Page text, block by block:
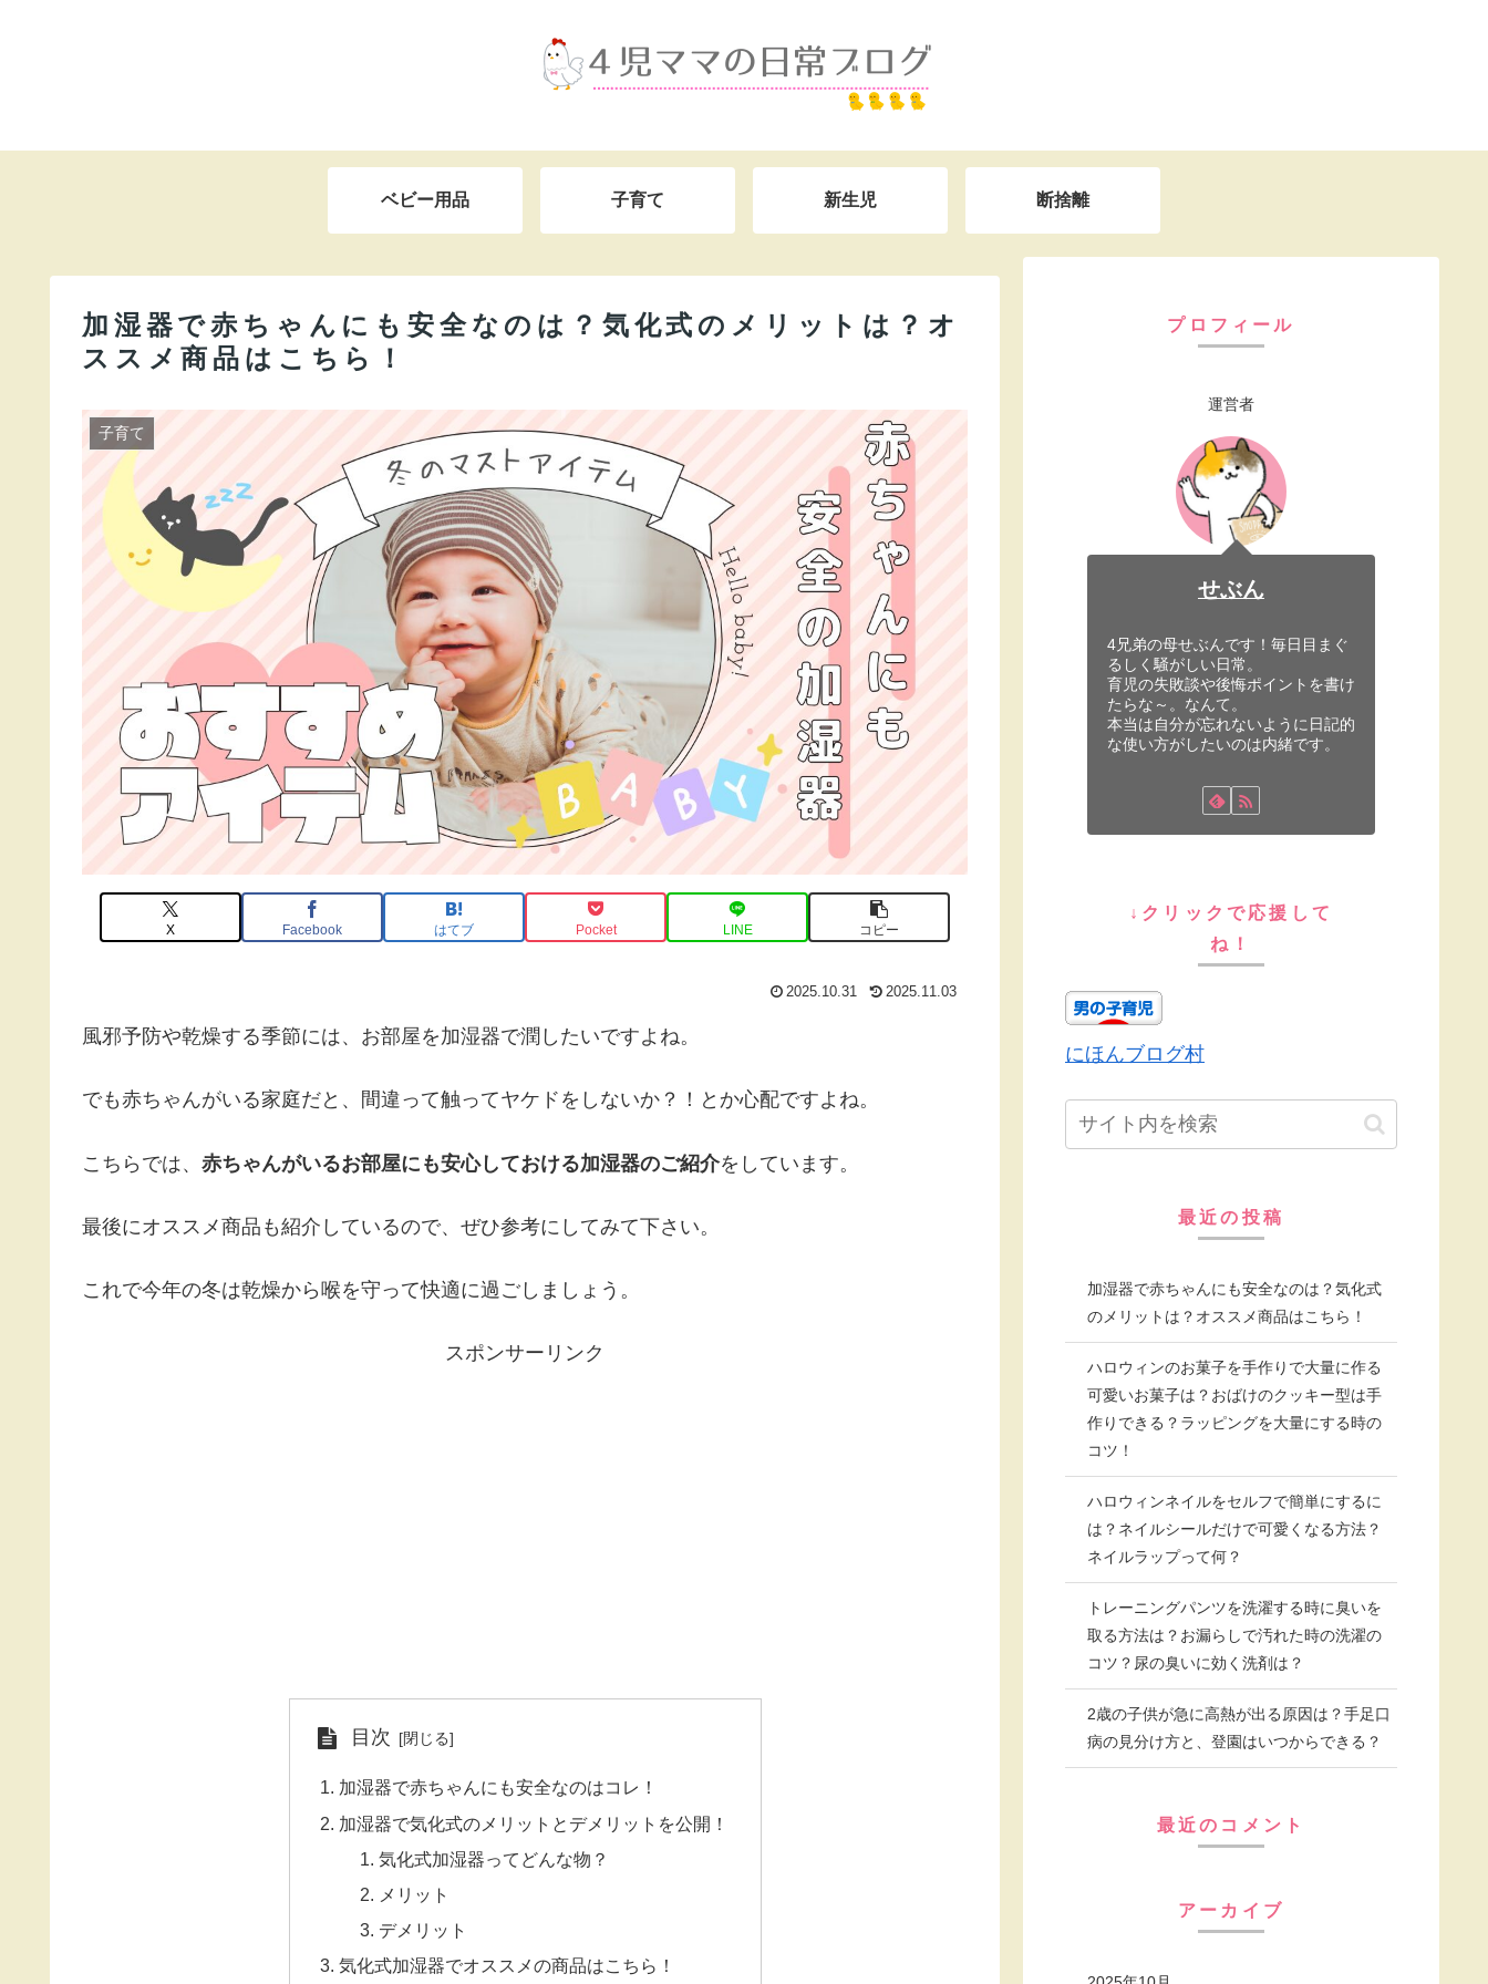
ベビー用品 子育て 新生児 断捨離
加湿器で赤ちゃんにも安全なのは？気化式のメリットは？オ
ススメ商品はこちら！
子育て
X Facebook はてブ Pocket LINE コピー
2025.10.31 2025.11.03
風邪予防や乾燥する季節には、お部屋を加湿器で潤したいですよね。
でも赤ちゃんがいる家庭だと、間違って触ってヤケドをしないか？！とか心配ですよね。
こちらでは、 赤ちゃんがいるお部屋にも安心しておける加湿器のご紹介をしています。
最後にオススメ商品も紹介しているので、ぜひ参考にしてみて下さい。
これで今年の冬は乾燥から喉を守って快適に過ごしましょう。
スポンサーリンク
目次
加湿器で赤ちゃんにも安全なのはコレ！
加湿器で気化式のメリットとデメリットを公開！
気化式加湿器ってどんな物？
メリット
デメリット
気化式加湿器でオススメの商品はこちら！
プロフィール
運営者
せぶん
4兄弟の母せぶんです！毎日目まぐ
るしく騒がしい日常。
育児の失敗談や後悔ポイントを書け
たらな～。なんて。
本当は自分が忘れないように日記的
な使い方がしたいのは内緒です。
↓クリックで応援して
ね！
にほんブログ村
最近の投稿
加湿器で赤ちゃんにも安全なのは？気化式
のメリットは？オススメ商品はこちら！
ハロウィンのお菓子を手作りで大量に作る
可愛いお菓子は？おばけのクッキー型は手
作りできる？ラッピングを大量にする時の
コツ！
ハロウィンネイルをセルフで簡単にするに
は？ネイルシールだけで可愛くなる方法？
ネイルラップって何？
トレーニングパンツを洗濯する時に臭いを
取る方法は？お漏らしで汚れた時の洗濯の
コツ？尿の臭いに効く洗剤は？
2歳の子供が急に高熱が出る原因は？手足口
病の見分け方と、登園はいつからできる？
最近のコメント
アーカイブ